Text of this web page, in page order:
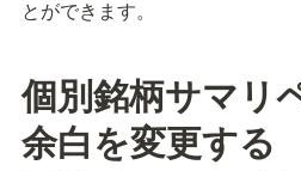
とができます。
個別銘柄サマリ
余白を変更する